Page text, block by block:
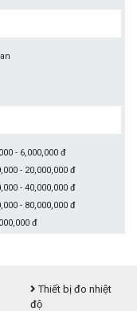
- 6,000,000 đ
- 20,000,000 đ
- 40,000,000 đ
- 80,000,000 đ
đ
Thiết bị đo nhiệt
độ